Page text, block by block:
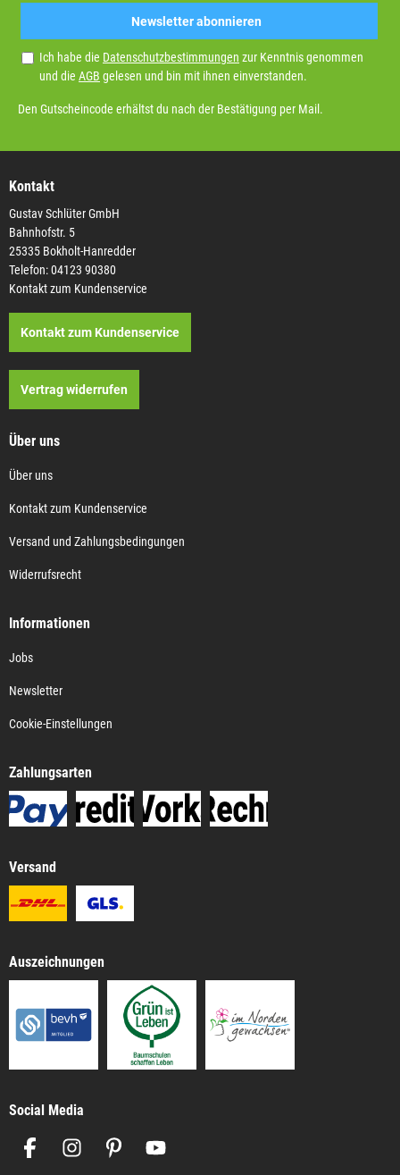
Newsletter abonnieren
Ich habe die Datenschutzbestimmungen zur Kenntnis genommen
und die AGB gelesen und bin mit ihnen einverstanden.
Den Gutscheincode erhältst du nach der Bestätigung per Mail.
Kontakt
Gustav Schlüter GmbH
Bahnhofstr. 5
25335 Bokholt-Hanredder
Telefon: 04123 90380
Kontakt zum Kundenservice
Kontakt zum Kundenservice
Vertrag widerrufen
Über uns
Über uns
Kontakt zum Kundenservice
Versand und Zahlungsbedingungen
Widerrufsrecht
Informationen
Jobs
Newsletter
Cookie-Einstellungen
Zahlungsarten
Versand
Auszeichnungen
Social Media